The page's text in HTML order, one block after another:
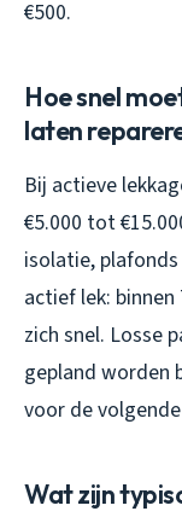
€500.
Hoe snel
laten
Bij actieve
€5.000 tot
isolatie,
actief lek:
zich snel. Losse
gepland worden
voor de
Wat zijn